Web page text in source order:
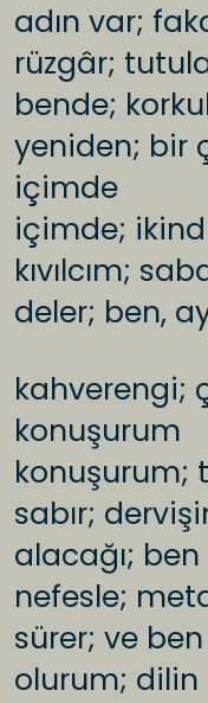
adın var;
rüzgâr;
bende;
yeniden; bir
içimde
içimde; ikindi
kıvılcım;
deler; ben,
kahverengi;
konuşurum
konuşurum;
sabır;
alacağı;
nefesle;
sürer; ve
olurum;